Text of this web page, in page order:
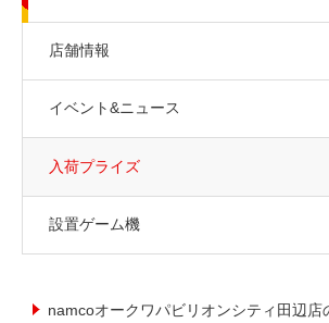
店舗情報
イベント&ニュース
入荷プライズ
設置ゲーム機
namcoオークワパビリオンシティ田辺店